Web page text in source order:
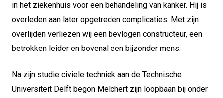
in het ziekenhuis voor een behandeling van kanker. Hij is
overleden aan later opgetreden complicaties. Met zijn
overlijden verliezen wij een bevlogen constructeur, een
betrokken leider en bovenal een bijzonder mens.
Na zijn studie civiele techniek aan de Technische
Universiteit Delft begon Melchert zijn loopbaan bij onder